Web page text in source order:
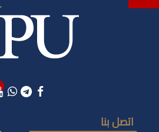
اتصل بنا